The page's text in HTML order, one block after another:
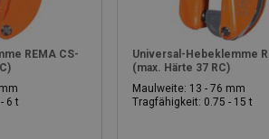
REMA CS-
6 t
Universal-Hebeklemme
(max. Härte 37 RC)
Maulweite: 13 - 76 mm
Tragfähigkeit: 0.75 - 15 t